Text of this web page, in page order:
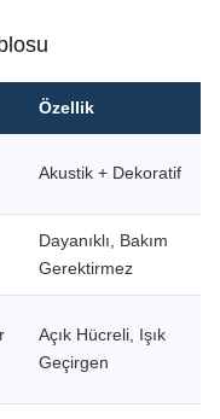
Özellik
Akustik + Dekoratif
Dayanıklı, Bakım
Gerektirmez
Açık Hücreli, Işık
Geçirgen